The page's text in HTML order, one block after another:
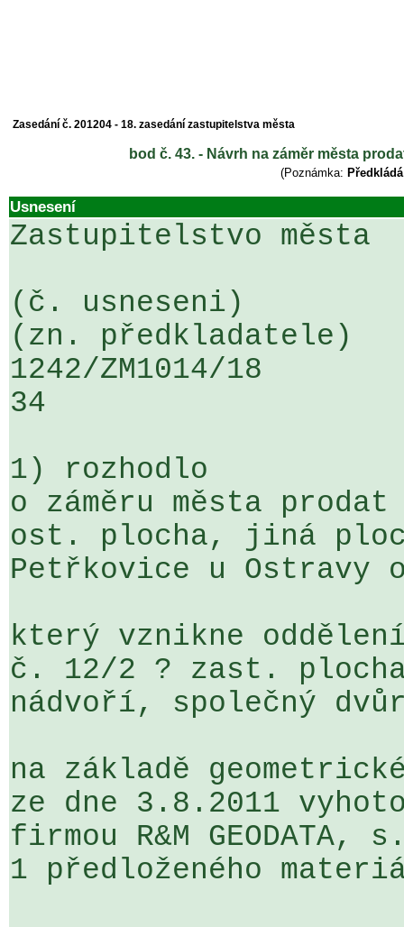
Zasedání č. 201204 - 18. zasedání zastupitelstva města
bod č. 43. - Návrh na záměr města
(Poznámka:
Usnesení
Zastupitelstvo města
(č. usneseni)
(zn. předkladatele)
1242/ZM1014/18
34
1) rozhodlo
o záměru města
ost. plocha, jiná
Petřkovice u Ostravy
který vznikne
č. 12/2 ? zast.
nádvoří, společný
na základě
ze dne 3.8.2011
firmou R&M
1 předloženého